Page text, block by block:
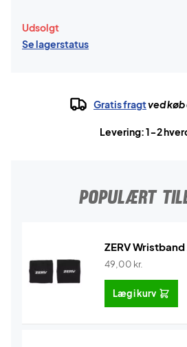
Udsolgt
Se lagerstatus
Gratis fragtved køb
Levering: 1-2
POPULÆRT
ZERV
49,00 kr.
Læg i kurv